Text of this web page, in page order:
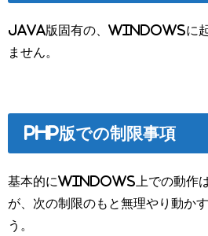
Java版固有の、Windowsに起
ません。
PHP版での制限事項
基本的にWindows上での動作は
が、次の制限のもと無理やり動か
う。